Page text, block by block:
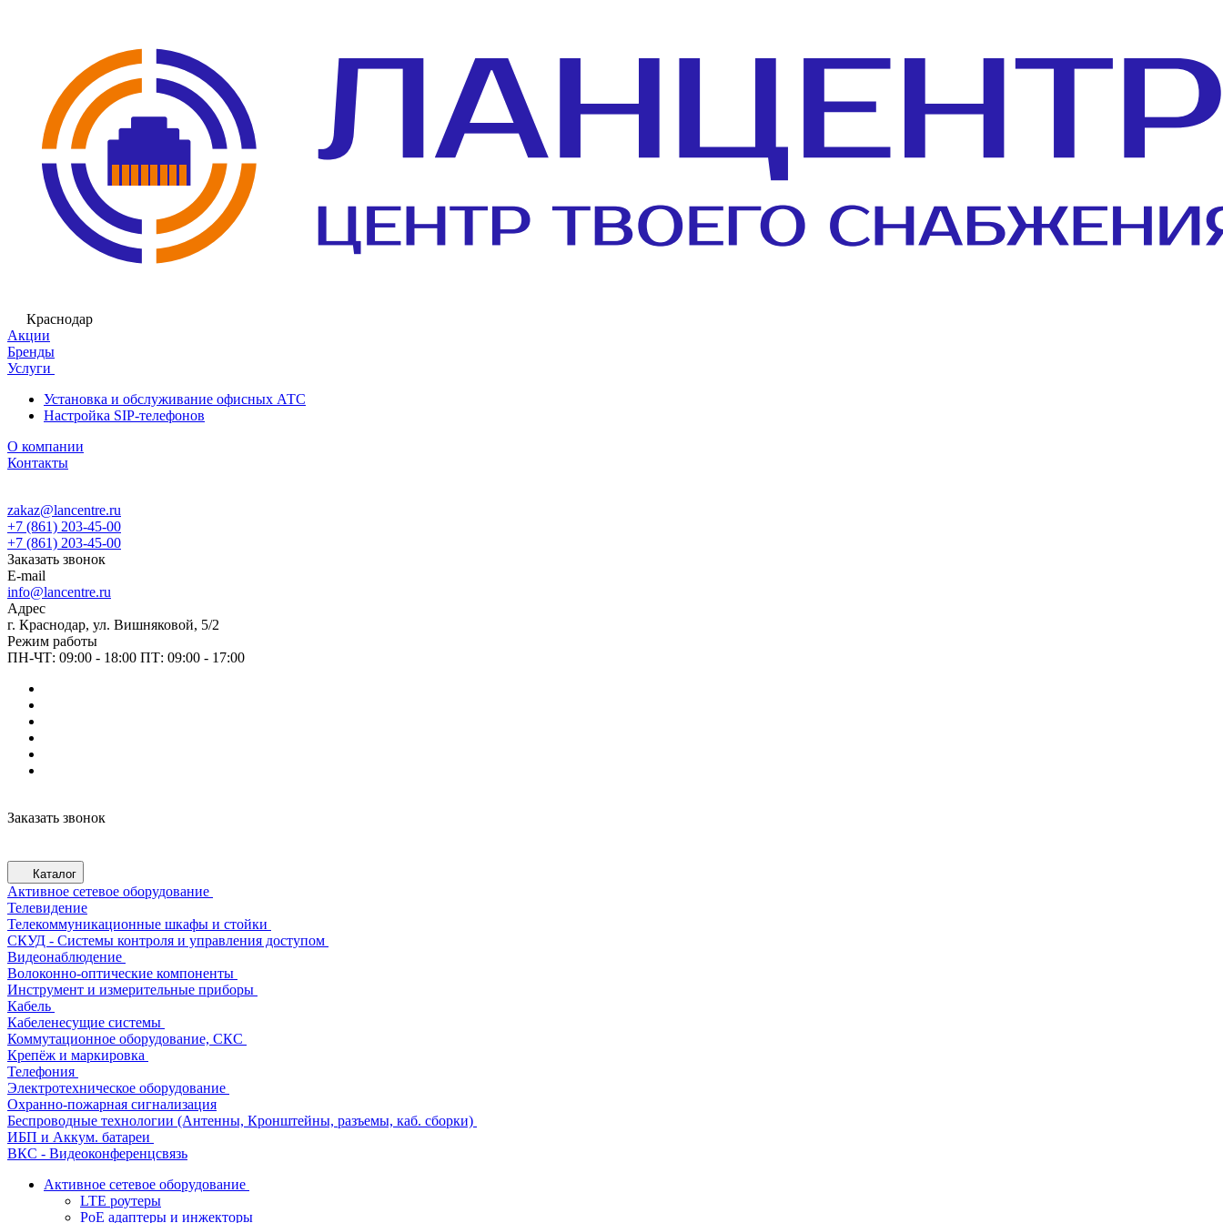
Краснодар
Акции
Бренды
Услуги
Установка и обслуживание офисных АТС
Настройка SIP-телефонов
О компании
Контакты
zakaz@lancentre.ru
+7 (861) 203-45-00
+7 (861) 203-45-00
Заказать звонок
E-mail
info@lancentre.ru
Адрес
г. Краснодар, ул. Вишняковой, 5/2
Режим работы
ПН-ЧТ: 09:00 - 18:00 ПТ: 09:00 - 17:00
Заказать звонок
Каталог
Активное сетевое оборудование
Телевидение
Телекоммуникационные шкафы и стойки
СКУД - Системы контроля и управления доступом
Видеонаблюдение
Волоконно-оптические компоненты
Инструмент и измерительные приборы
Кабель
Кабеленесущие системы
Коммутационное оборудование, СКС
Крепёж и маркировка
Телефония
Электротехническое оборудование
Охранно-пожарная сигнализация
Беспроводные технологии (Антенны, Кронштейны, разъемы, каб. сборки)
ИБП и Аккум. батареи
ВКС - Видеоконференцсвязь
Активное сетевое оборудование
LTE роутеры
PoE адаптеры и инжекторы